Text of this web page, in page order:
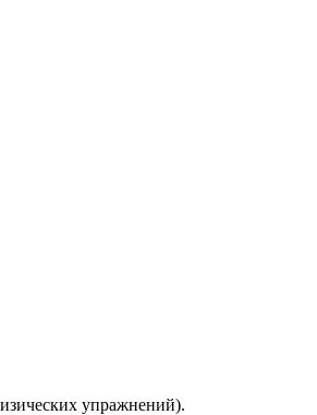
упражнений).